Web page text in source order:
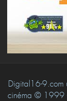
Digital16-9.com
cinéma © 1999